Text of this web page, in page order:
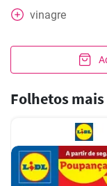
vinagre
Folhetos